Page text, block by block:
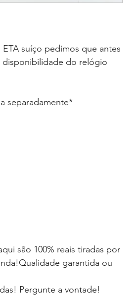
suíço pedimos que antes
disponibilidade do relógio
separadamente*
são 100% reais tiradas por
garantida ou
Pergunte a vontade!